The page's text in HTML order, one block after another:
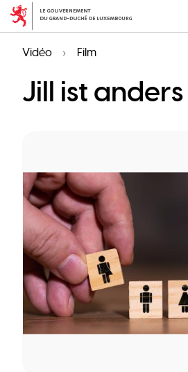
Aller
au
principal
Vidéo Film
Jill ist anders